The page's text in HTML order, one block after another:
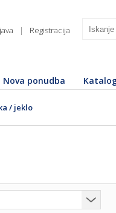
| Registracija
Nova ponudba
/ jeklo